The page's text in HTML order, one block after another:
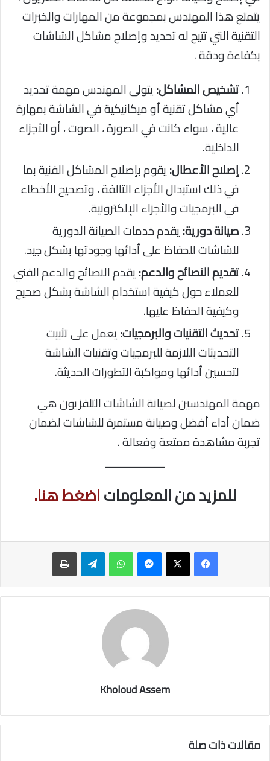
يتمتع هذا المهندس بمجموعة من المهارات والخبرات
التقنية التي تتيح له تحديد وإصلاح مشاكل الشاشات
بكفاءة ودقة .
تشخيص المشاكل:يتولى المهندس مهمة تحديد
أي مشاكل تقنية أو ميكانيكية في الشاشة بمهارة
عالية ، سواء كانت في الصورة ، الصوت ، أو الأجزاء
الداخلية.
إصلاح الأعطال:يقوم بإصلاح المشاكل الفنية بما
في ذلك استبدال الأجزاء التالفة ، وتصحيح الأخطاء
في البرمجيات والأجزاء الإلكترونية.
صيانة دورية:يقدم خدمات الصيانة الدورية
للشاشات للحفاظ على أدائها وجودتها بشكل جيد.
تقديم النصائح والدعم:يقدم النصائح والدعم الفني
للعملاء حول كيفية استخدام الشاشة بشكل صحيح
وكيفية الحفاظ عليها.
تحديث التقنيات والبرمجيات:يعمل على تثبيت
التحديثات اللازمة للبرمجيات وتقنيات الشاشة
لتحسين أدائها ومواكبة التطورات الحديثة.
مهمة المهندسين لصيانة الشاشات التلفزيون هي
ضمان أداء أفضل وصيانة مستمرة للشاشات لضمان
تجربة مشاهدة ممتعة وفعالة .
للمزيد من المعلوماتاضغط هنا.
ماسنجر واتساب تيلقرام طباعة
Kholoud Assem
مقالات ذات صلة